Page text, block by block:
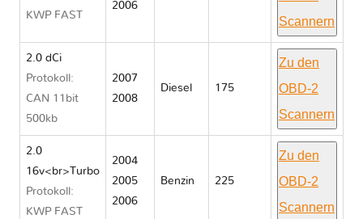
KWP FAST
2006
Scannern
2.0 dCi
Protokoll:
CAN 11bit
500kb
2007
2008
Diesel 175
Zu den
OBD-2
Scannern
2.0
16v<br>Turbo
Protokoll:
KWP FAST
2004
2005
2006
Benzin 225
Zu den
OBD-2
Scannern